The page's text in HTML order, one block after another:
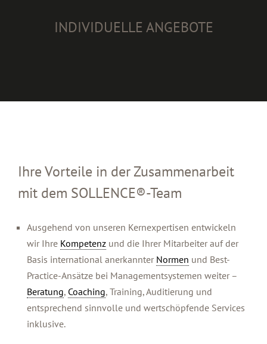
INDIVIDUELLE ANGEBOTE
Ihre Vorteile in der Zusammenarbeit
mit dem SOLLENCE®-Team
Ausgehend von unseren Kernexpertisen entwickeln
wir Ihre Kompetenz und die Ihrer Mitarbeiter auf der
Basis international anerkannter Normen und Best-
Practice-Ansätze bei Managementsystemen weiter –
Beratung, Coaching, Training, Auditierung und
entsprechend sinnvolle und wertschöpfende Services
inklusive.